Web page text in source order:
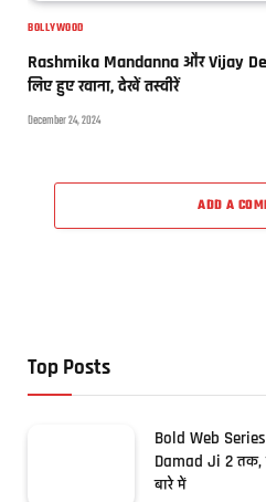
BOLLYWOOD
Rashmika Mandanna और Vijay
लिए हुए रवाना, देखें तस्वीरें
December 24, 2024
ADD A
Top Posts
Bold Web
Damad Ji 2 तक,
बारे में